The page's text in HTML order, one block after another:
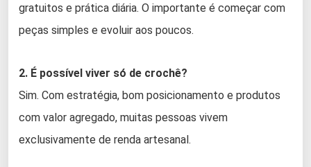
gratuitos e prática diária. O importante é começar com
peças simples e evoluir aos poucos.
2. É possível viver só de crochê?
Sim. Com estratégia, bom posicionamento e produtos
com valor agregado, muitas pessoas vivem
exclusivamente de renda artesanal.